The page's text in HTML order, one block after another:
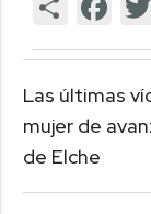
Las últimas
mujer de
de Elche